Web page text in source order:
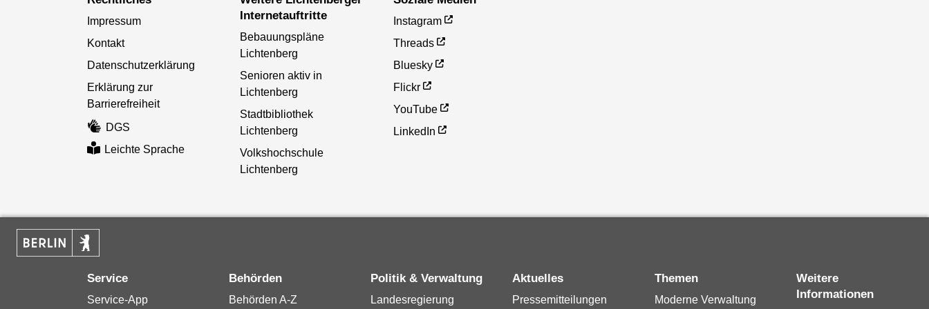
Impressum
Kontakt
Datenschutzerklärung
Erklärung zur
Barrierefreiheit
DGS
Leichte Sprache
Internetauftritte
Bebauungspläne
Lichtenberg
Senioren aktiv in
Lichtenberg
Stadtbibliothek
Lichtenberg
Volkshochschule
Lichtenberg
Instagram
Threads
Bluesky
Flickr
YouTube
LinkedIn
Service
Service-App
Behörden
Behörden A-Z
Politik & Verwaltung
Landesregierung
Aktuelles
Pressemitteilungen
Themen
Moderne Verwaltung
Weitere
Informationen